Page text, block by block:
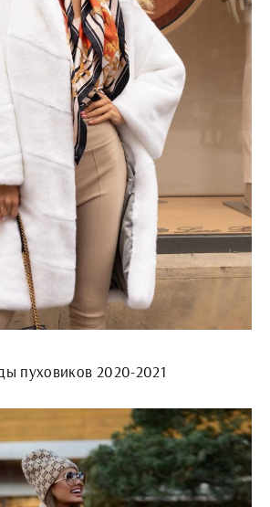
пуховиков 2020-2021